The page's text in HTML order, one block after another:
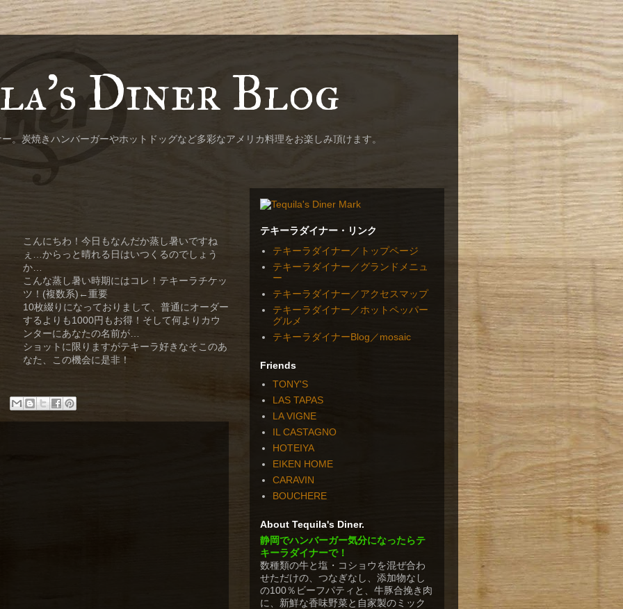
Diner Blog
。炭焼きハンバーガーやホットドッグなど多彩なアメリカ料理をお楽しみ頂けます。
こんにちわ！今日もなんだか蒸し暑いですね
ぇ…からっと晴れる日はいつくるのでしょう
か…
こんな蒸し暑い時期にはコレ！テキーラチケッ
ツ！(複数系)←重要
10枚綴りになっておりまして、普通にオーダー
するよりも1000円もお得！そして何よりカウ
ンターにあなたの名前が…
ショットに限りますがテキーラ好きなそこのあ
なた、この機会に是非！
テキーラダイナー・リンク
テキーラダイナー／トップページ
テキーラダイナー／グランドメニュ
ー
テキーラダイナー／アクセスマップ
テキーラダイナー／ホットペッパー
グルメ
テキーラダイナーBlog／mosaic
Friends
TONY'S
LAS TAPAS
LA VIGNE
IL CASTAGNO
HOTEIYA
EIKEN HOME
CARAVIN
BOUCHERE
About Tequila's Diner.
静岡でハンバーガー気分になったらテ
キーラダイナーで！
数種類の牛と塩・コショウを混ぜ合わ
せただけの、つなぎなし、添加物なし
の100％ビーフパティと、牛豚合挽き肉
に、新鮮な香味野菜と自家製のミック